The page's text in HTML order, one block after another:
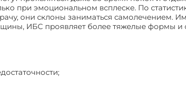
при эмоциональном всплеске. По
они склоны заниматься самолечением.
ИБС проявляет более тяжелые формы и